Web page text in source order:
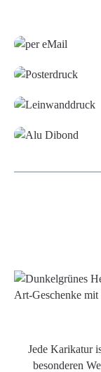
Jede Karikatur
besonderen